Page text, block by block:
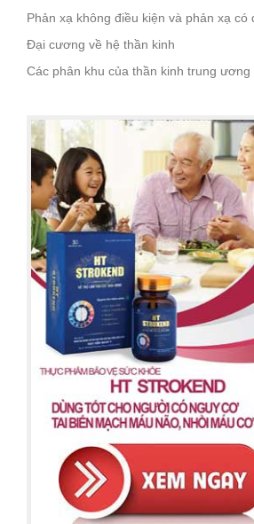
Phản xạ không điều kiện và phản xạ có
Đại cương về hệ thần kinh
Các phân khu của thần kinh trung ương